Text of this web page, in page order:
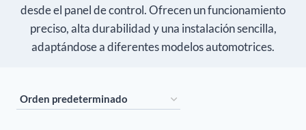
desde el panel de control. Ofrecen un funcionamiento
preciso, alta durabilidad y una instalación sencilla,
adaptándose a diferentes modelos automotrices.